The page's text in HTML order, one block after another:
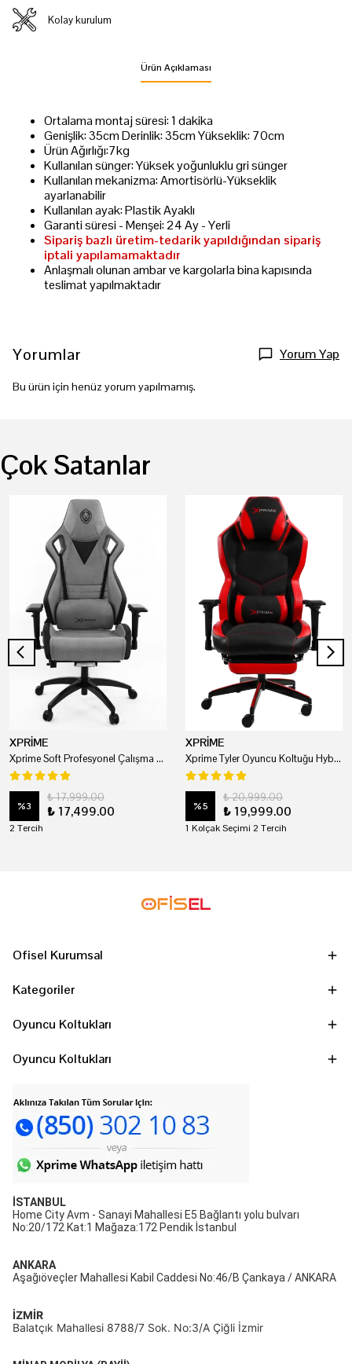
Kolay kurulum
Ürün Açıklaması
Ortalama montaj süresi: 1 dakika
Genişlik: 35cm Derinlik: 35cm Yükseklik: 70cm
Ürün Ağırlığı:7kg
Kullanılan sünger: Yüksek yoğunluklu gri sünger
Kullanılan mekanizma: Amortisörlü-Yükseklik
ayarlanabilir
Kullanılan ayak: Plastik Ayaklı
Garanti süresi - Menşei: 24 Ay - Yerli
Sipariş bazlı üretim-tedarik yapıldığından sipariş
iptali yapılamamaktadır
Anlaşmalı olunan ambar ve kargolarla bina kapısında
teslimat yapılmaktadır
Yorumlar Yorum Yap
Bu ürün için henüz yorum yapılmamış.
Çok Satanlar
XPRİME
Xprime Soft Profesyonel Çalışma Ve Oyuncu Koltuğu
%3
₺ 17,999.00
₺ 17,499.00
2 Tercih
XPRİME
Xprime Tyler Oyuncu Koltuğu Hybrid Kumaş Kırmızı
%5
₺ 20,999.00
₺ 19,999.00
1 Kolçak Seçimi 2 Tercih
Ofisel Kurumsal
Kategoriler
Oyuncu Koltukları
Oyuncu Koltukları
İSTANBUL
Home City Avm - Sanayi Mahallesi E5 Bağlantı yolu bulvarı
No:20/172 Kat:1 Mağaza:172 Pendik İstanbul
ANKARA
Aşağıöveçler Mahallesi Kabil Caddesi No:46/B Çankaya / ANKARA
İZMİR
Balatçık Mahallesi 8788/7 Sok. No:3/A Çiğli İzmir